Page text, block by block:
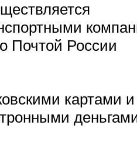
Почтой России
картами и